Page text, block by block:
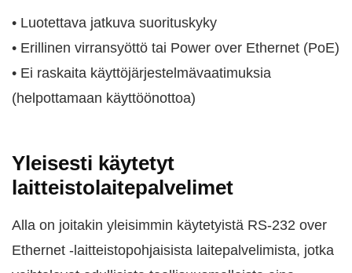
• Luotettava jatkuva suorituskyky
• Erillinen virransyöttö tai Power over Ethernet (PoE)
• Ei raskaita käyttöjärjestelmävaatimuksia
(helpottamaan käyttöönottoa)
Yleisesti käytetyt
laitteistolaitepalvelimet
Alla on joitakin yleisimmin käytetyistä RS-232 over
Ethernet -laitteistopohjaisista laitepalvelimista, jotka